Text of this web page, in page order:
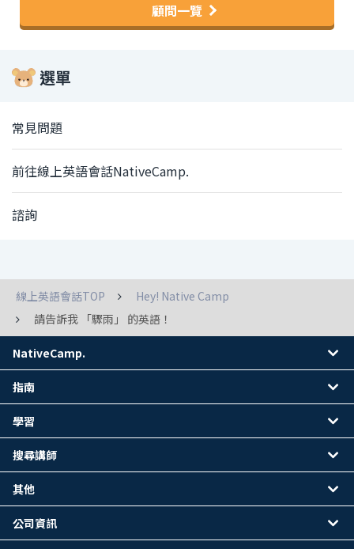
顧問一覽
選單
常見問題
前往線上英語會話NativeCamp.
諮詢
線上英語會話TOP
Hey! Native Camp
請告訴我 「驟雨」 的英語！
NativeCamp.
指南
學習
搜尋講師
其他
公司資訊